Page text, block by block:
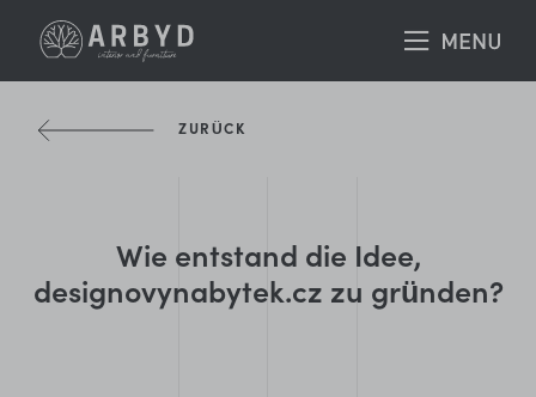
Wie entstand die Idee,
designovynabytek.cz zu gründen?
ZURÜCK